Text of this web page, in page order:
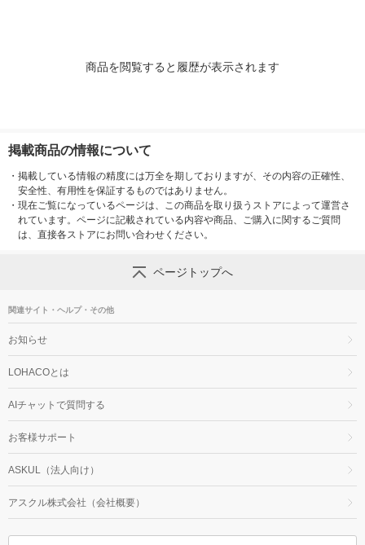
商品を閲覧すると履歴が表示されます
掲載商品の情報について
・ 掲載している情報の精度には万全を期しておりますが、その内容の正確性、
安全性、有用性を保証するものではありません。
・ 現在ご覧になっているページは、この商品を取り扱うストアによって運営さ
れています。ページに記載されている内容や商品、ご購入に関するご質問
は、直接各ストアにお問い合わせください。
ページトップへ
関連サイト・ヘルプ・その他
お知らせ
LOHACOとは
AIチャットで質問する
お客様サポート
ASKUL（法人向け）
アスクル株式会社（会社概要）